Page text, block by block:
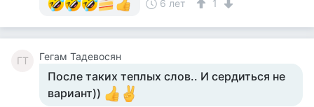
6 лет
1
ГТ Гегам Тадевосян
После таких теплых слов.. И сердиться не
вариант))